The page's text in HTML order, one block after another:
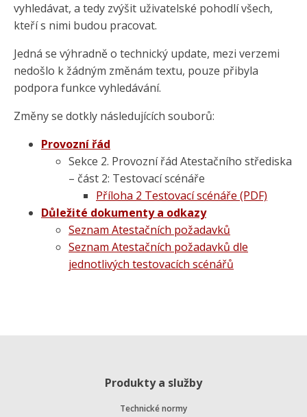
vyhledávat, a tedy zvýšit uživatelské pohodlí všech,
kteří s nimi budou pracovat.
Jedná se výhradně o technický update, mezi verzemi
nedošlo k žádným změnám textu, pouze přibyla
podpora funkce vyhledávání.
Změny se dotkly následujících souborů:
Provozní řád
Sekce 2. Provozní řád Atestačního střediska
– část 2: Testovací scénáře
Příloha 2 Testovací scénáře (PDF)
Důležité dokumenty a odkazy
Seznam Atestačních požadavků
Seznam Atestačních požadavků dle
jednotlivých testovacích scénářů
Produkty a služby
Technické normy